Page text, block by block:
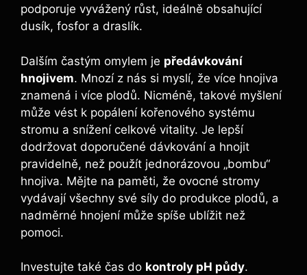
podporuje vyvážený růst, ideálně⁢ obsahující
⁤dusík, fosfor ⁣a draslík.
Dalším častým omylem ⁣je předávkování​
hnojivem. Mnozí ‌z nás si myslí, že více hnojiva
znamená ⁢i více plodů. Nicméně, ‌takové myšlení
může vést ⁢k popálení kořenového systému
stromu a snížení celkové⁤ vitality. Je‌ lepší
dodržovat doporučené dávkování a hnojit
pravidelně, ​než použít jednorázovou „bombu“
hnojiva. Mějte na paměti, že ovocné stromy
⁢vydávají všechny své síly do produkce plodů,⁢ a
⁣nadměrné hnojení​ může spíše ublížit než
pomoci.
Investujte ‍také čas‍ do kontroly pH půdy.